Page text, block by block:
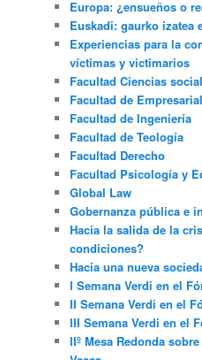
Europa: ¿ensueños o
Euskadi: gaurko izatea
Experiencias para la
víctimas y victimarios
Facultad Ciencias
Facultad de
Facultad de Ingeniería
Facultad de Teología
Facultad Derecho
Facultad Psicología y
Global Law
Gobernanza pública e
Hacia la salida de la
condiciones?
Hacia una nueva
I Semana Verdi en el
II Semana Verdi en el
III Semana Verdi en el
IIº Mesa Redonda